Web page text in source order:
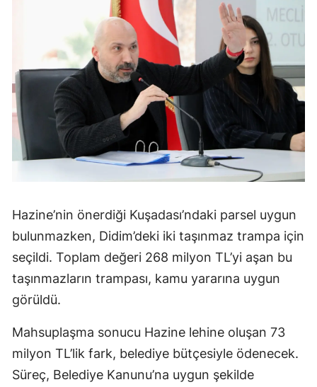
Hazine’nin önerdiği Kuşadası’ndaki parsel uygun
bulunmazken, Didim’deki iki taşınmaz trampa için
seçildi. Toplam değeri 268 milyon TL’yi aşan bu
taşınmazların trampası, kamu yararına uygun
görüldü.
Mahsuplaşma sonucu Hazine lehine oluşan 73
milyon TL’lik fark, belediye bütçesiyle ödenecek.
Süreç, Belediye Kanunu’na uygun şekilde